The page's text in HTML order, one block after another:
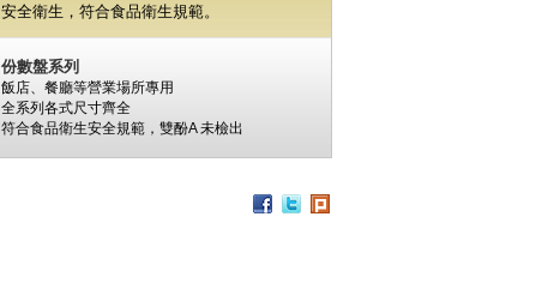
安全衛生， 符合食品衛生規範。
份數盤系列
飯店、餐廳等營業場所專用
全系列各式尺寸齊全
符合食品衛生安全規範， 雙酚A未檢出